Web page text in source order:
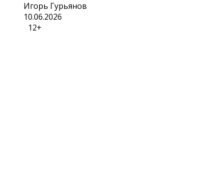
Игорь Гурьянов
10.06.2026
12+